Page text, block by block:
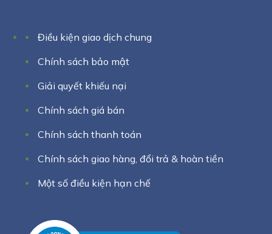
Điều kiện giao dịch chung
Chính sách bảo mật
Giải quyết khiếu nại
Chính sách giá bán
Chính sách thanh toán
Chính sách giao hàng, đổi trả & hoàn tiền
Một số điều kiện hạn chế